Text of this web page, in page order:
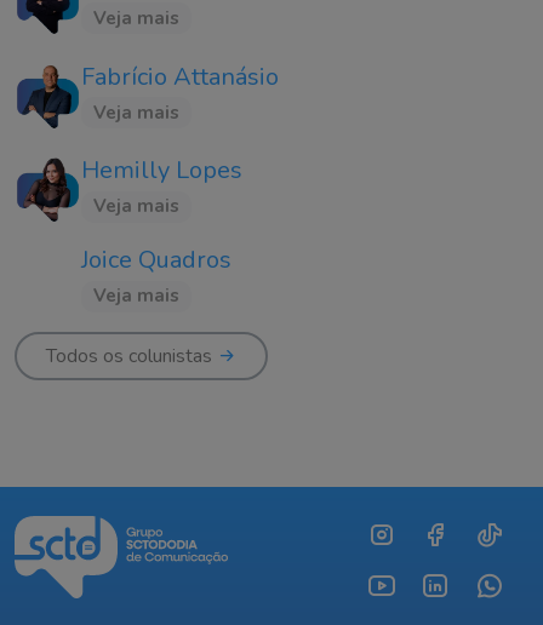
Veja mais
Fabrício Attanásio
Veja mais
Hemilly Lopes
Veja mais
Joice Quadros
Veja mais
Todos os colunistas